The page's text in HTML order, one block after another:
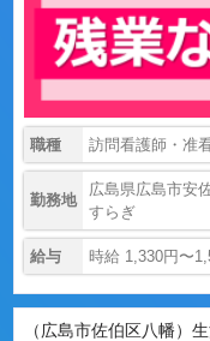
職種 訪問看護師・准
勤務地
広島県広島市安
すらぎ
給与 時給 1,330円〜
（広島市佐伯区八幡）生